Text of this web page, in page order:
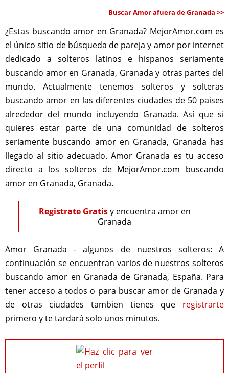
Buscar Amor afuera de Granada >>
¿Estas buscando amor en Granada? MejorAmor.com es
el único sitio de búsqueda de pareja y amor por internet
dedicado a solteros latinos e hispanos seriamente
buscando amor en Granada, Granada y otras partes del
mundo. Actualmente tenemos solteros y solteras
buscando amor en las diferentes ciudades de 50 paises
alrededor del mundo incluyendo Granada. Así que si
quieres estar parte de una comunidad de solteros
seriamente buscando amor en Granada, Granada has
llegado al sitio adecuado. Amor Granada es tu acceso
directo a los solteros de MejorAmor.com buscando
amor en Granada, Granada.
Registrate Gratisy encuentra amor en
Granada
Amor Granada - algunos de nuestros solteros: A
continuación se encuentran varios de nuestros solteros
buscando amor en Granada de Granada, España. Para
tener acceso a todos o para buscar amor de Granada y
de otras ciudades tambien tienes que registrarte
primero y te tardará solo unos minutos.